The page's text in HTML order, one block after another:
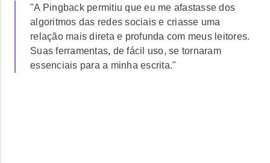
"A Pingback permitiu que eu me afastasse dos
algoritmos das redes sociais e criasse uma
relação mais direta e profunda com meus leitores.
Suas ferramentas, de fácil uso, se tornaram
essenciais para a minha escrita."